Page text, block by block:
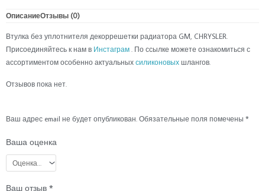
радиатора
ОписаниеОтзывы (0)
Втулка без уплотнителя декоррешетки радиатора GM, CHRYSLER.
Присоединяйтесь к нам в Инстаграм . По ссылке можете ознакомиться с
ассортиментом особенно актуальных силиконовых шлангов.
Отзывов пока нет.
Ваш адрес email не будет опубликован. Обязательные поля помечены *
Ваша оценка
Ваш отзыв *